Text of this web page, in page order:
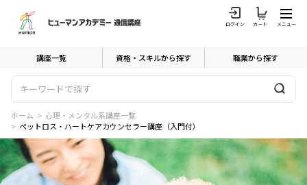
ログイン カート メニュー
講座一覧 資格・スキルから探す 職業から探す
ホーム > 心理・メンタル系講座一覧
> ペットロス・ハートケアカウンセラー講座（入門付）